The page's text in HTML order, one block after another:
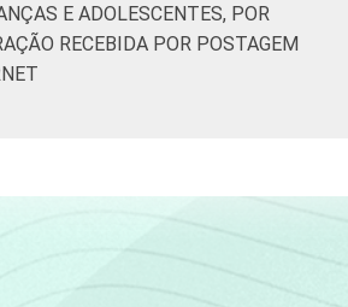
de Informação e Coordenação
(2025). Pesquisa sobre o uso
E ADOLESCENTES, POR
RECEBIDA POR POSTAGEM